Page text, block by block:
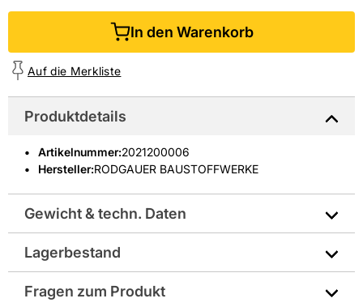
In den Warenkorb
Auf die Merkliste
Produktdetails
Artikelnummer:2021200006
Hersteller:RODGAUER BAUSTOFFWERKE
Gewicht & techn. Daten
Hersteller-Art.-Nr.: 1106052410
EAN: 2100007346816
Lagerbestand
Fragen zum Produkt